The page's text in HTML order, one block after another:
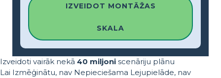
IZVEIDOT MONTĀŽAS
SKALA
Izveidoti vairāk nekā 40 miljoni scenāriju plānu
Lai Izmēģinātu, nav Nepieciešama Lejupielāde, nav